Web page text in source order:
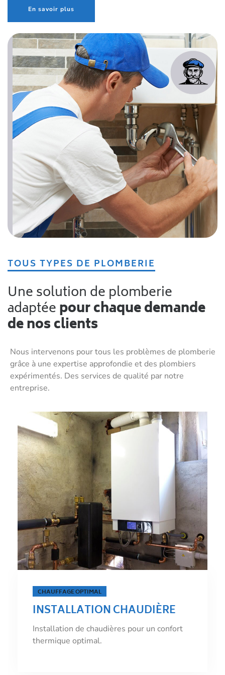
En savoir plus
TOUS TYPES DE PLOMBERIE
Une solution de plomberie
adaptéepour chaque demande
de nos clients
Nous intervenons pour tous les problèmes de plomberie
grâce à une expertise approfondie et des plombiers
expérimentés. Des services de qualité par notre
entreprise.
ÉNERGIE PROPRE
INSTALLATION CHAUDIÈRE
ÉLECTRIQUE
Installation de chaudières électriques pour